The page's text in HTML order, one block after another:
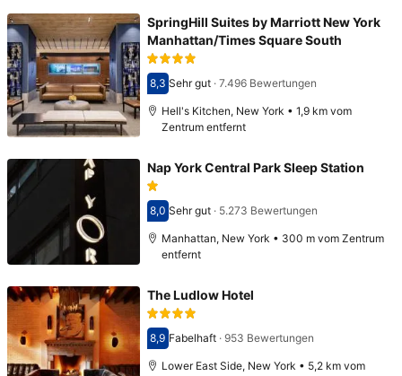
SpringHill Suites by Marriott New York
Manhattan/Times Square South
Bewertet mit 8,3
8,3 Sehr gut· 7.496 Bewertungen
Hell's Kitchen, New York • 1,9 km vom
Zentrum entfernt
Nap York Central Park Sleep Station
Bewertet mit 8,0
8,0 Sehr gut· 5.273 Bewertungen
Manhattan, New York • 300 m vom Zentrum
entfernt
The Ludlow Hotel
Bewertet mit 8,9
8,9 Fabelhaft· 953 Bewertungen
Lower East Side, New York • 5,2 km vom